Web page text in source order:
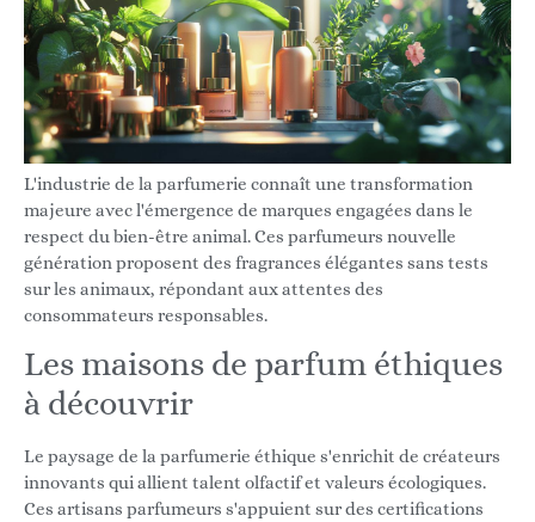
L'industrie de la parfumerie connaît une transformation
majeure avec l'émergence de marques engagées dans le
respect du bien-être animal. Ces parfumeurs nouvelle
génération proposent des fragrances élégantes sans tests
sur les animaux, répondant aux attentes des
consommateurs responsables.
Les maisons de parfum éthiques
à découvrir
Le paysage de la parfumerie éthique s'enrichit de créateurs
innovants qui allient talent olfactif et valeurs écologiques.
Ces artisans parfumeurs s'appuient sur des certifications